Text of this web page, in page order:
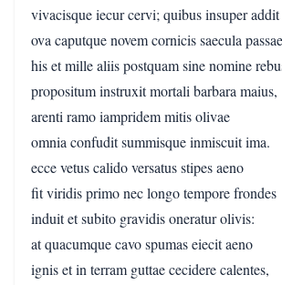
vivacisque iecur cervi; quibus insuper addit
ova caputque novem cornicis saecula
his et mille aliis postquam sine nomine
propositum instruxit mortali barbara maius,
arenti ramo iampridem mitis olivae
omnia confudit summisque inmiscuit ima.
ecce vetus calido versatus stipes aeno
fit viridis primo nec longo tempore frondes
induit et subito gravidis oneratur olivis:
at quacumque cavo spumas eiecit aeno
ignis et in terram guttae cecidere calentes,